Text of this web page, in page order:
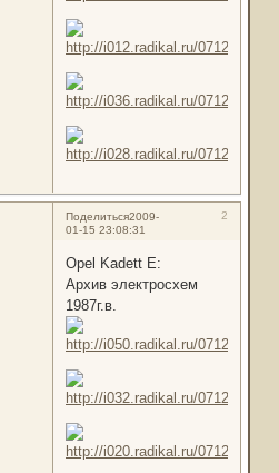
Поделиться 2
2009-
01-15 23:08:31
Opel Kadett E:
Архив электросхем
1987г.в.